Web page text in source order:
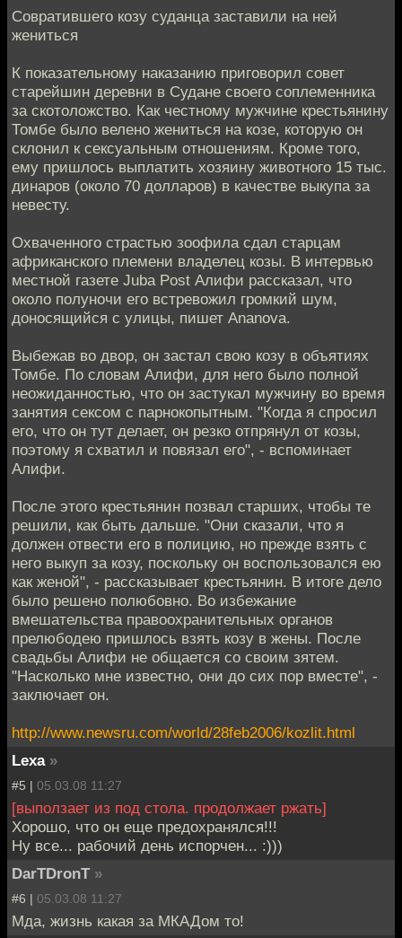
Совратившего козу суданца заставили на ней
жениться
К показательному наказанию приговорил совет
старейшин деревни в Судане своего соплеменника
за скотоложство. Как честному мужчине крестьянину
Томбе было велено жениться на козе, которую он
склонил к сексуальным отношениям. Кроме того,
ему пришлось выплатить хозяину животного 15 тыс.
динаров (около 70 долларов) в качестве выкупа за
невесту.
Охваченного страстью зоофила сдал старцам
африканского племени владелец козы. В интервью
местной газете Juba Post Алифи рассказал, что
около полуночи его встревожил громкий шум,
доносящийся с улицы, пишет Ananova.
Выбежав во двор, он застал свою козу в объятиях
Томбе. По словам Алифи, для него было полной
неожиданностью, что он застукал мужчину во время
занятия сексом с парнокопытным. "Когда я спросил
его, что он тут делает, он резко отпрянул от козы,
поэтому я схватил и повязал его", - вспоминает
Алифи.
После этого крестьянин позвал старших, чтобы те
решили, как быть дальше. "Они сказали, что я
должен отвести его в полицию, но прежде взять с
него выкуп за козу, поскольку он воспользовался ею
как женой", - рассказывает крестьянин. В итоге дело
было решено полюбовно. Во избежание
вмешательства правоохранительных органов
прелюбодею пришлось взять козу в жены. После
свадьбы Алифи не общается со своим зятем.
"Насколько мне известно, они до сих пор вместе", -
заключает он.
http://www.newsru.com/world/28feb2006/kozlit.html
Lexa »
#5 | 05.03.08 11:27
[выползает из под стола. продолжает ржать]
Хорошо, что он еще предохранялся!!!
Ну все... рабочий день испорчен... :)))
DarTDronT »
#6 | 05.03.08 11:27
Мда, жизнь какая за МКАДом то!